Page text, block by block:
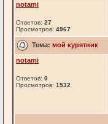
notami
Ответов: 27
Просмотров: 4967
Тема: мой курятник
notami
Ответов: 0
Просмотров: 1532